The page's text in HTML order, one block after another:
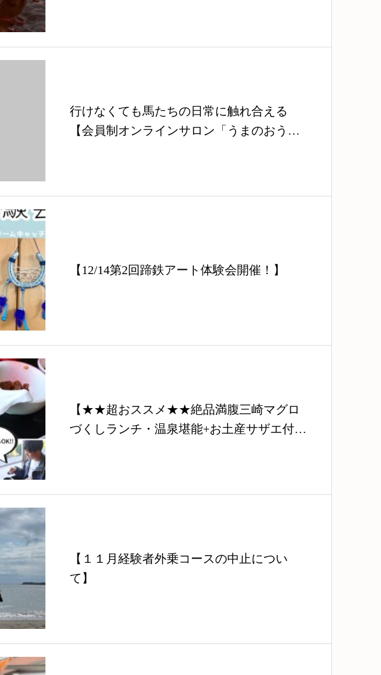
行けなくても馬たちの日常に触れ合える
【会員制オンラインサロン「うまのおう
【12/14第2回蹄鉄アート体験会開催！】
【★★超おススメ★★絶品満腹三崎マグロ
づくしランチ・温泉堪能+お土産サザエ付き
【１１月経験者外乗コースの中止につい
て】